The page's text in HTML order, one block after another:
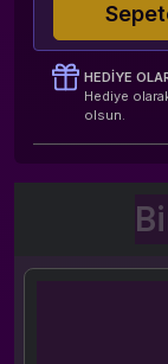
HEDIYE
Hediye
olsun.